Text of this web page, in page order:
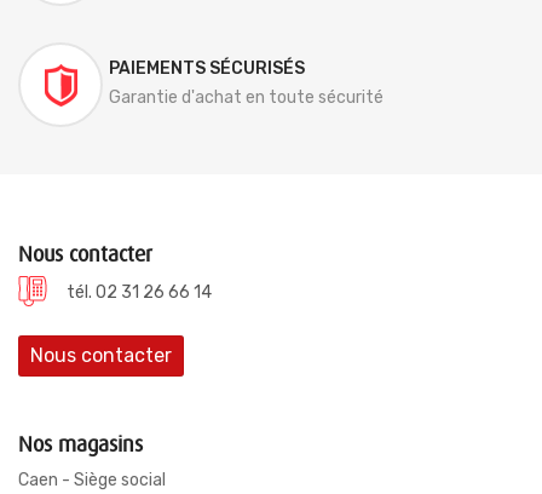
PAIEMENTS SÉCURISÉS
Garantie d'achat en toute sécurité
Nous contacter
tél. 02 31 26 66 14
Nous contacter
Nos magasins
Caen - Siège social